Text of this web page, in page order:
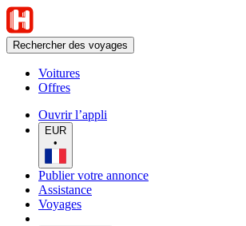
Rechercher des voyages
Voitures
Offres
Ouvrir l’appli
EUR
•
Publier votre annonce
Assistance
Voyages